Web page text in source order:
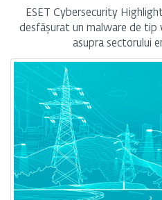
ESET Cybersecurity
desfășurat un malware de tip
asupra sectorului